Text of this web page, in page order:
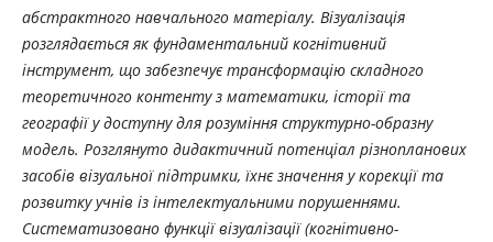
абстрактного навчального матеріалу. Візуалізація
розглядається як фундаментальний когнітивний
інструмент, що забезпечує трансформацію складного
теоретичного контенту з математики, історії та
географії у доступну для розуміння структурно-образну
модель. Розглянуто дидактичний потенціал різнопланових
засобів візуальної підтримки, їхнє значення у корекції та
розвитку учнів із інтелектуальними порушеннями.
Систематизовано функції візуалізації (когнітивно-